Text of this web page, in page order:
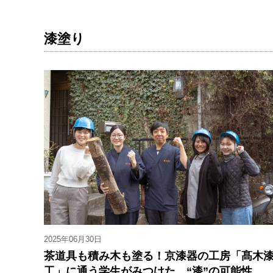
漆塗り
2025年06月30日
茶道具も積み木も塗る！京漆器の工房「髙木